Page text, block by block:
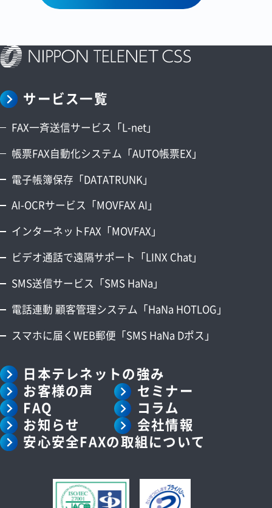
サービス一覧
FAX一斉送信サービス「L-net」
帳票FAX自動化システム「AUTO帳票EX」
電子帳簿保存「DATATRUNK」
AI-OCRサービス「MOVFAX AI」
インターネットFAX「MOVFAX」
ビデオ通話で遠隔サポート「LINX Chat」
SMS送信サービス「SMS HaNa」
電話連動 顧客管理システム「HaNa HOTLOG」
スマホに届くWEB郵便「SMS HaNa Dポス」
日本テレネットの強み
お客様の声
セミナー
FAQ
コラム
お知らせ
会社情報
安心安全FAXの取組について